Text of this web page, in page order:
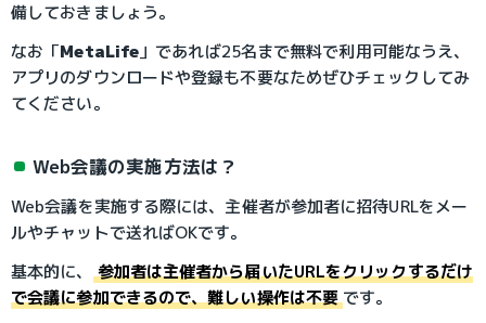
備しておきましょう。
なお「MetaLife 」であれば25名まで無料で利用可能なうえ、
アプリのダウンロードや登録も不要なためぜひチェックしてみ
てください。
Web会議の実施方法は？
Web会議を実施する際には、主催者が参加者に招待URLをメー
ルやチャットで送ればOKです。
基本的に、
参加者は主催者から届いたURLをクリックするだけ
で会議に参加できるので、難しい操作は不要 です。